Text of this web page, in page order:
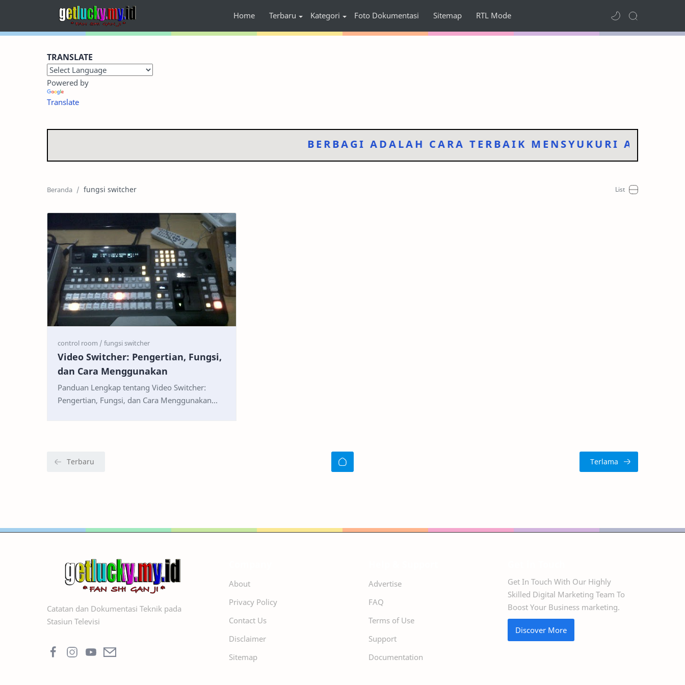
Home Terbaru Kategori Foto Dokumentasi Sitemap RTL Mode
TRANSLATE
Powered by
Translate
BERBAGI ADALAH CARA TERBAIK MENSYUKURI APA YANG
fungsi switcher
Video Switcher: Pengertian, Fungsi,
dan Cara Menggunakan
Panduan Lengkap tentang Video Switcher:
Pengertian, Fungsi, dan Cara Menggunakan
Catatan dan Dokumentasi Teknik pada
Stasiun Televisi
About
Privacy Policy
Contact Us
Disclaimer
Sitemap
Advertise
FAQ
Terms of Use
Support
Documentation
Get In Touch With Our Highly
Skilled Digital Marketing Team To
Boost Your Business marketing.
Discover More